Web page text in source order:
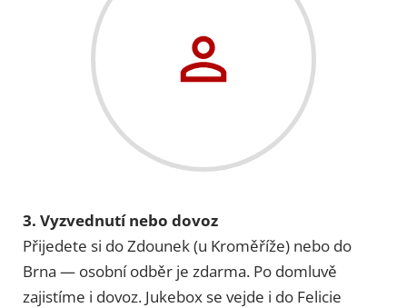
3. Vyzvednutí nebo dovoz
Přijedete si do Zdounek (u Kroměříže) nebo do
Brna — osobní odběr je zdarma. Po domluvě
zajistíme i dovoz. Jukebox se vejde i do Felicie